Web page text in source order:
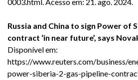
Russia and China to sign Power of
contract ‘in near future’, says
Disponível em:
https://www.reuters.com/business/
power-siberia-2-gas-pipeline-